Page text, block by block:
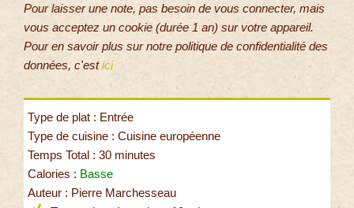
Pour laisser une note, pas besoin de vous connecter, mais
vous acceptez un cookie (durée 1 an) sur votre appareil.
Pour en savoir plus sur notre politique de confidentialité des
données, c'estici
Type de plat : Entrée
Type de cuisine : Cuisine européenne
Temps Total : 30 minutes
Calories : Basse
Auteur : Pierre Marchesseau